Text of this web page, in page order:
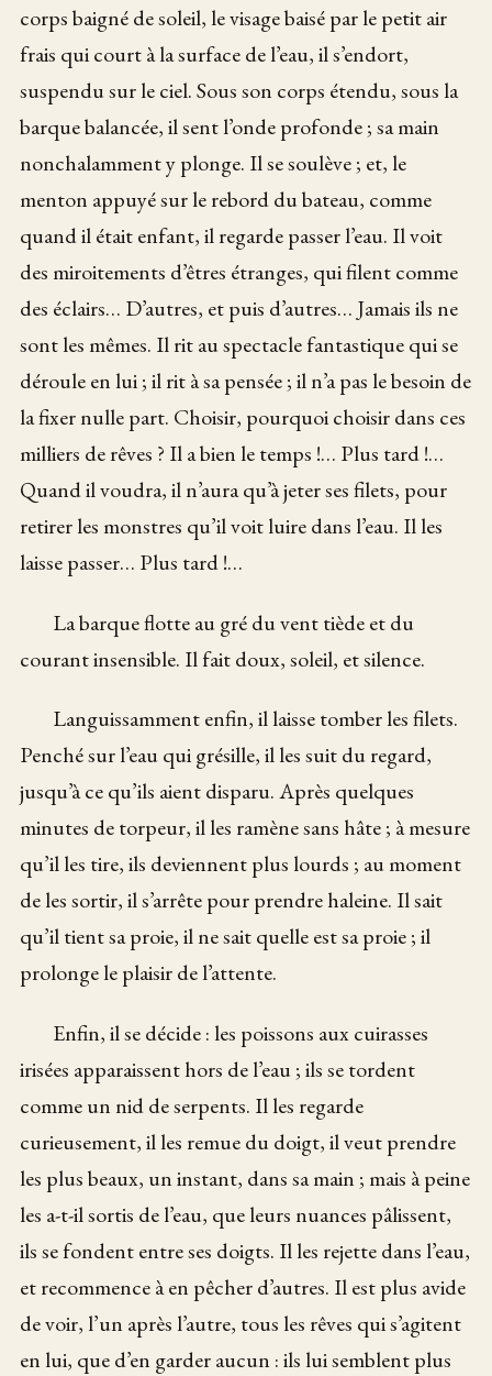
corps baigné de soleil, le visage baisé par le petit air
frais qui court à la surface de l’eau, il s’endort,
suspendu sur le ciel. Sous son corps étendu, sous la
barque balancée, il sent l’onde profonde ; sa main
nonchalamment y plonge. Il se soulève ; et, le
menton appuyé sur le rebord du bateau, comme
quand il était enfant, il regarde passer l’eau. Il voit
des miroitements d’êtres étranges, qui filent comme
des éclairs… D’autres, et puis d’autres… Jamais ils ne
sont les mêmes. Il rit au spectacle fantastique qui se
déroule en lui ; il rit à sa pensée ; il n’a pas le besoin de
la fixer nulle part. Choisir, pourquoi choisir dans ces
milliers de rêves ? Il a bien le temps !… Plus tard !…
Quand il voudra, il n’aura qu’à jeter ses filets, pour
retirer les monstres qu’il voit luire dans l’eau. Il les
laisse passer… Plus tard !…
La barque flotte au gré du vent tiède et du
courant insensible. Il fait doux, soleil, et silence.
Languissamment enfin, il laisse tomber les filets.
Penché sur l’eau qui grésille, il les suit du regard,
jusqu’à ce qu’ils aient disparu. Après quelques
minutes de torpeur, il les ramène sans hâte ; à mesure
qu’il les tire, ils deviennent plus lourds ; au moment
de les sortir, il s’arrête pour prendre haleine. Il sait
qu’il tient sa proie, il ne sait quelle est sa proie ; il
prolonge le plaisir de l’attente.
Enfin, il se décide : les poissons aux cuirasses
irisées apparaissent hors de l’eau ; ils se tordent
comme un nid de serpents. Il les regarde
curieusement, il les remue du doigt, il veut prendre
les plus beaux, un instant, dans sa main ; mais à peine
les a-t-il sortis de l’eau, que leurs nuances pâlissent,
ils se fondent entre ses doigts. Il les rejette dans l’eau,
et recommence à en pêcher d’autres. Il est plus avide
de voir, l’un après l’autre, tous les rêves qui s’agitent
en lui, que d’en garder aucun : ils lui semblent plus